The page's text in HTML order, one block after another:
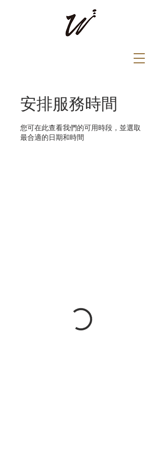
安排服務時間
您可在此查看我們的可用時段，並選取
最合適的日期和時間